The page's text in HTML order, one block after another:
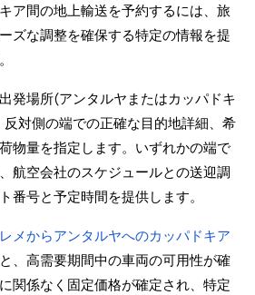
ア間の地上輸送を予約するには、旅
ズな調整を確保する特定の情報を提
発場所(アンタルヤまたはカッパドキ
対側の端での正確な目的地詳細、希
物量を指定します。いずれかの端で
航空会社のスケジュールとの送迎調
番号と予定時間を提供します。
メからアンタルヤへのカッパドキア
、高需要期間中の車両の可用性が確
関係なく固定価格が確定され、特定